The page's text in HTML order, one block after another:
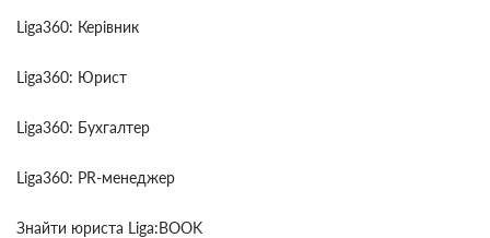
Liga360: Керівник
Liga360: Юрист
Liga360: Бухгалтер
Liga360: PR-менеджер
Знайти юриста Liga:BOOK